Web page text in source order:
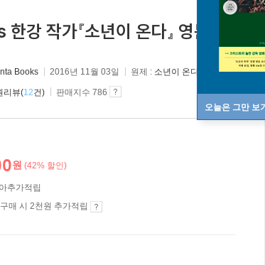
오늘은 그만 보
강 작가『소년이 온다』 영문판 (영
Books 2016년 11월 03일 원제 : 소년이 온다
리뷰(12건) 판매지수 786
원 (42% 할인)
추가적립
매 시 2천원 추가적립